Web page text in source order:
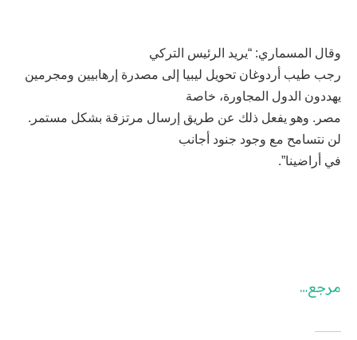
وقال المسماري: “يريد الرئيس التركي
رجب طيب أردوغان تحويل ليبيا إلى مصدرة إرهابيين ومجرمين
يهددون الدول المجاورة، خاصة
مصر. وهو يفعل ذلك عن طريق إرسال مرتزقة بشكل مستمر.
لن نتسامح مع وجود جنود أجانب
في أراضينا”.
مرجع…